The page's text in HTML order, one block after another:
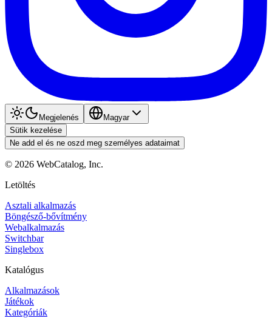
Megjelenés
Magyar
Sütik kezelése
Ne add el és ne oszd meg személyes adataimat
© 2026 WebCatalog, Inc.
Letöltés
Asztali alkalmazás
Böngésző-bővítmény
Webalkalmazás
Switchbar
Singlebox
Katalógus
Alkalmazások
Játékok
Kategóriák